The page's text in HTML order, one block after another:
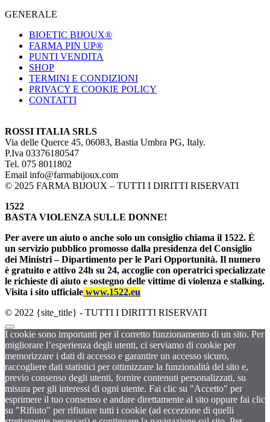
GENERALE
BIOETIC BIJOUX®
FARMA PIN UP®
PUNTI VENDITA
SHOP
TERMINI E CONDIZIONI
PRIVACY E COOKIE POLICY
CONTATTI
ROSSI ITALIA SRLS
Via delle Querce 45, 06083, Bastia Umbra PG, Italy.
P.Iva 03376180547
Tel. 075 8011802
Email info@farmabijoux.com
© 2025 FARMA BIJOUX – TUTTI I DIRITTI RISERVATI
1522
BASTA VIOLENZA SULLE DONNE!
Per avere un aiuto o anche solo un consiglio chiama il 1522. È
un servizio pubblico promosso dalla presidenza del Consiglio
dei Ministri – Dipartimento per le Pari Opportunità. Il numero
è gratuito e attivo 24h su 24, accoglie con operatrici specializzate
le richieste di aiuto e sostegno delle vittime di violenza e stalking.
Visita i sito ufficiale www.1522.eu
© 2022 {site_title} - TUTTI I DIRITTI RISERVATI
I cookie sono importanti per il corretto funzionamento di un sito. Per
migliorare l’esperienza degli utenti, ci serviamo di cookie per
memorizzare i dati di accesso e garantire un accesso sicuro,
raccogliere dati statistici per ottimizzare la funzionalità del sito e,
previo consenso degli utenti, fornire contenuti personalizzati, su
misura per gli interessi di ogni utente. Fai clic su "Accetto" per
esprimere il tuo consenso e andare direttamente al sito oppure fai clic
su "Rifiuto" per rifiutare tutti i cookie (ad eccezione di quelli